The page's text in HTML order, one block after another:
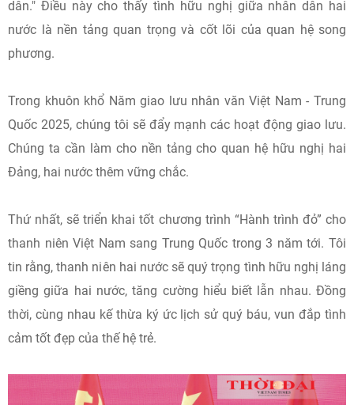
dân." Điều này cho thấy tình hữu nghị giữa nhân dân hai
nước là nền tảng quan trọng và cốt lõi của quan hệ song
phương.
Trong khuôn khổ Năm giao lưu nhân văn Việt Nam - Trung
Quốc 2025, chúng tôi sẽ đẩy mạnh các hoạt động giao lưu.
Chúng ta cần làm cho nền tảng cho quan hệ hữu nghị hai
Đảng, hai nước thêm vững chắc.
Thứ nhất, sẽ triển khai tốt chương trình “Hành trình đỏ” cho
thanh niên Việt Nam sang Trung Quốc trong 3 năm tới. Tôi
tin rằng, thanh niên hai nước sẽ quý trọng tình hữu nghị láng
giềng giữa hai nước, tăng cường hiểu biết lẫn nhau. Đồng
thời, cùng nhau kế thừa ký ức lịch sử quý báu, vun đắp tình
cảm tốt đẹp của thế hệ trẻ.